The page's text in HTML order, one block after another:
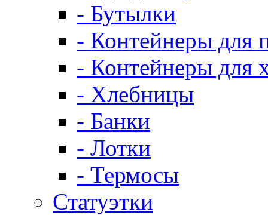
- Бутылки
- Контейнеры для
- Контейнеры для
- Хлебницы
- Банки
- Лотки
- Термосы
Статуэтки